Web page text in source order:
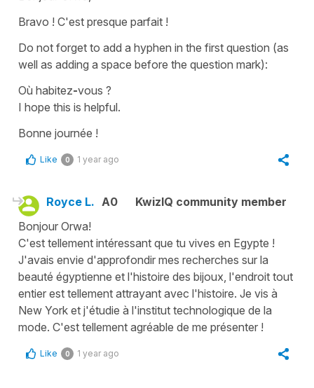
Bravo ! C'est presque parfait !
Do not forget to add a hyphen in the first question (as
well as adding a space before the question mark):
Où habitez-vous ?
I hope this is helpful.
Bonne journée !
Like 0 1 year ago
Royce L. A0
KwizIQ community member
Bonjour Orwa!
C'est tellement intéressant que tu vives en Egypte !
J'avais envie d'approfondir mes recherches sur la
beauté égyptienne et l'histoire des bijoux, l'endroit tout
entier est tellement attrayant avec l'histoire. Je vis à
New York et j'étudie à l'institut technologique de la
mode. C'est tellement agréable de me présenter !
Like 0 1 year ago